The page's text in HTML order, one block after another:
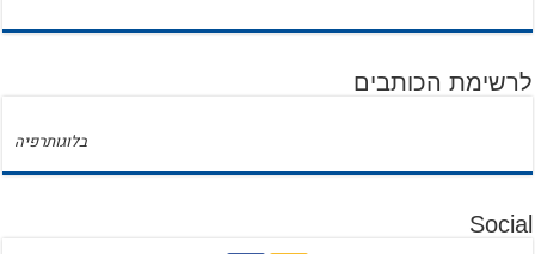
לרשימת הכותבים
בלוגותרפיה
Social